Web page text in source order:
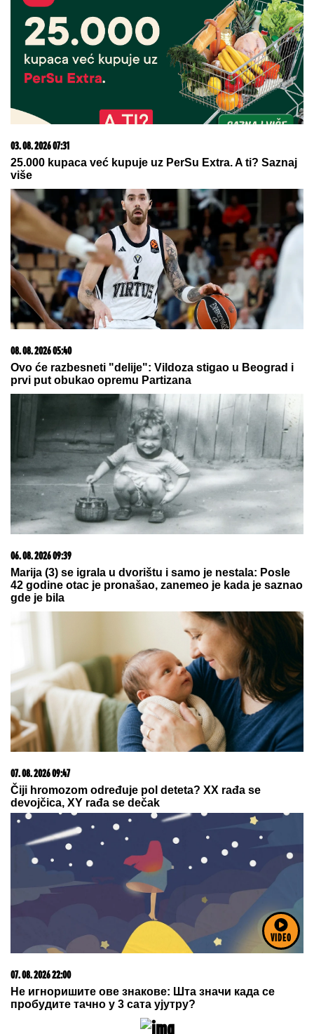
VIDEO
Komfor po meri klijenata: nova linija paketa ALTA
banke
23. 07. 2026 12:47
Letnje večeri u gradu više nisu rezervisane za vikend:
Zašto sve više ljudi bira večeru koja se spontano
pretvori u druženje
REGISTRUJ SE UZ PROMO KOD CASINO Preuzmi
1500 BESPLATNIH SPINOVA
25.000 kupaca već kupuje uz PerSu Extra. A ti? Saznaj
08. 08. 2026 05:40
Ovo će razbesneti "delije": Vildoza stigao u Beograd i
prvi put obukao opremu Partizana